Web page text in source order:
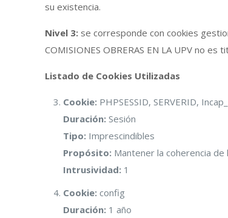
su existencia.
Nivel 3: se corresponde con cookies
COMISIONES OBRERAS EN LA UPV no
Listado de Cookies Utilizadas
Cookie: PHPSESSID, SERVERID,
Duración: Sesión
Tipo: Imprescindibles
Propósito: Mantener la coherencia
Intrusividad: 1
Cookie: config
Duración: 1 año